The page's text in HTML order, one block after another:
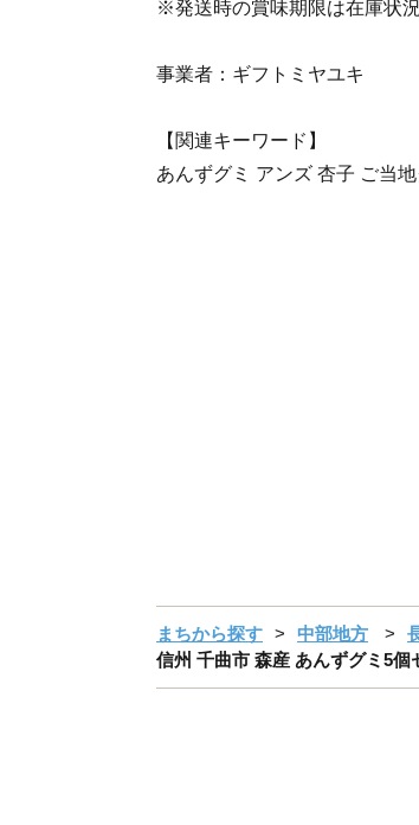
※発送時の賞味期限は在庫状
事業者：ギフトミヤユキ
【関連キーワード】
あんずグミ アンズ 杏子 ご当
まちから探す 中部地方
信州 千曲市 森産 あんずグミ5